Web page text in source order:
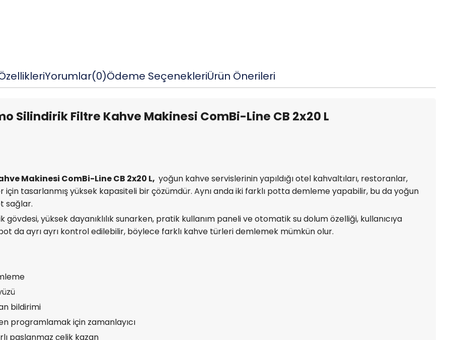
Yorumlar(0)Ödeme SeçenekleriÜrün Önerileri
Silindirik Filtre Kahve Makinesi ComBi-Line CB 2x20 L
Makinesi ComBi-Line CB 2x20 L, yoğun kahve servislerinin yapıldığı otel kahvaltıları, restoranlar,
tasarlanmış yüksek kapasiteli bir çözümdür. Aynı anda iki farklı potta demleme yapabilir, bu da yoğun
sağlar.
yüksek dayanıklılık sunarken, pratik kullanım paneli ve otomatik su dolum özelliği, kullanıcıya
da ayrı ayrı kontrol edilebilir, böylece farklı kahve türleri demlemek mümkün olur.
bildirimi
programlamak için zamanlayıcı
paslanmaz çelik kazan